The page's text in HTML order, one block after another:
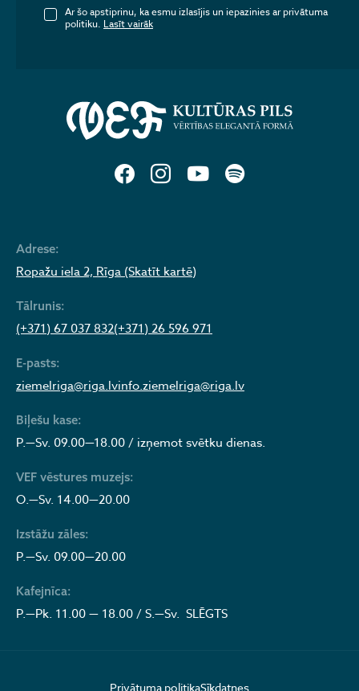
Adrese:
Ropažu iela 2, Rīga (Skatīt kartē)
Tālrunis:
(+371) 67 037 832(+371) 26 596 971
E-pasts:
ziemelriga@riga.lvinfo.ziemelriga@riga.lv
Biļešu kase:
P.—Sv. 09.00—18.00 / izņemot svētku dienas.
VEF vēstures muzejs:
O.—Sv. 14.00—20.00
Izstāžu zāles:
P.—Sv. 09.00—20.00
Kafejnīca:
P.—Pk. 11.00 — 18.00 / S.—Sv. SLĒGTS
Ar šo apstiprinu, ka esmu izlasījis un iepazinies ar privātuma
politiku. Lasīt vairāk
Privātuma politikaSīkdatnes